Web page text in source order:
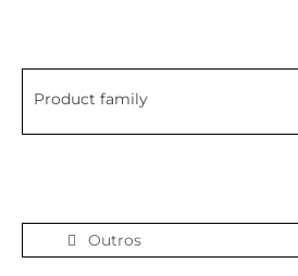
Product family
Outros